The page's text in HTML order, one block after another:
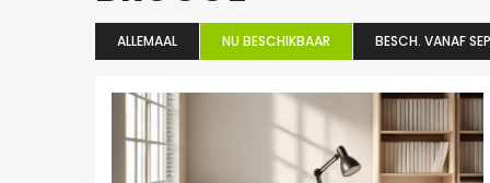
ALLEMAAL NU BESCHIKBAAR BESCH. VANAF